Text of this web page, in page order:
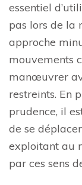
essentiel
pas lors de la
approche
mouvements
manœuvrer
restreints. En
prudence, il
de se
exploitant au
par ces sens